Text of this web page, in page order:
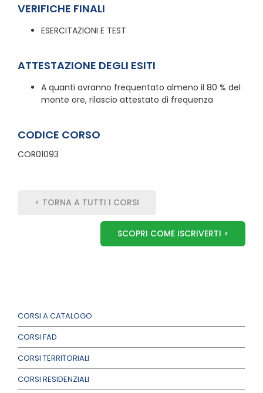
CORSI A CATALOGO
CORSI FAD
CORSI TERRITORIALI
CORSI RESIDENZIALI
VERIFICHE FINALI
ESERCITAZIONI E TEST
ATTESTAZIONE DEGLI ESITI
A quanti avranno frequentato almeno il 80 % del
monte ore, rilascio attestato di frequenza
CODICE CORSO
COR01093
< TORNA A TUTTI I CORSI
SCOPRI COME ISCRIVERTI >